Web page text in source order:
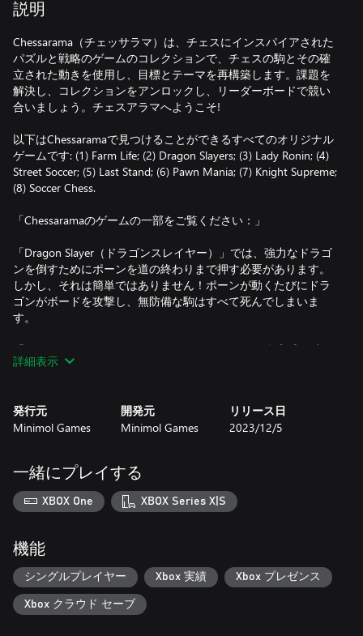
説明
Chessarama（チェッサラマ）は、チェスにインスパイアされた
パズルと戦略のゲームのコレクションで、チェスの駒とその確
立された動きを使用し、目標とテーマを再構築します。課題を
解決し、コレクションをアンロックし、リーダーボードで競い
合いましょう。チェスアラマへようこそ!
以下はChessaramaで見つけることができるすべてのオリジナル
ゲームです: (1) Farm Life; (2) Dragon Slayers; (3) Lady Ronin; (4)
Street Soccer; (5) Last Stand; (6) Pawn Mania; (7) Knight Supreme;
(8) Soccer Chess.
「Chessaramaのゲームの一部をご覧ください：」
「Dragon Slayer（ドラゴンスレイヤー）」では、強力なドラゴ
ンを倒すためにポーンを道の終わりまで押す必要があります。
しかし、それは簡単ではありません！ポーンが動くたびにドラ
ゴンがボードを攻撃し、無防備な駒はすべて死んでしまいま
す。
「Lady Ronin（レディロニン）」では、チェスと 倉庫番 が出会
います。あなたはロニン（チェスのクイーン）と一緒にプレイ
押し合います。
てサッカーマッチをプレイします。ゴールを決めるためには、
相手の守備を突破するためにいくつかの手を先読みする必要が
あります。
部の例です！
詳細表示
発行元
Minimol Games
開発元
Minimol Games
リリース日
2023/12/5
一緒にプレイする
XBOX One XBOX Series X|S
機能
シングルプレイヤー Xbox 実績 Xbox プレゼンス
Xbox クラウド セーブ